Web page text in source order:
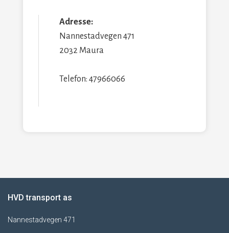
Adresse:
Nannestadvegen 471
2032 Maura
Telefon: 47966066
HVD transport as
Nannestadvegen 471